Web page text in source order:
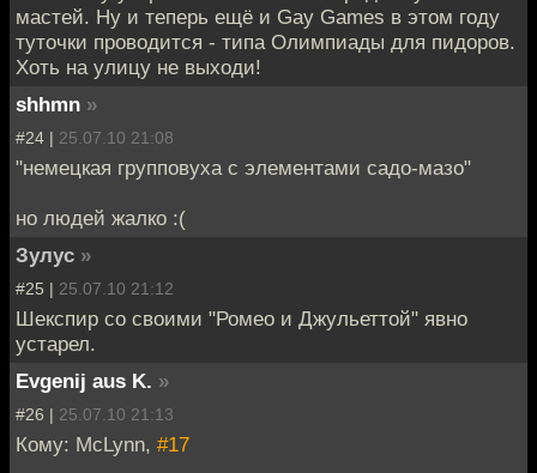
мастей. Ну и теперь ещё и Gay Games в этом году
туточки проводится - типа Олимпиады для пидоров.
Хоть на улицу не выходи!
shhmn »
#24 | 25.07.10 21:08
"немецкая групповуха с элементами садо-мазо"
но людей жалко :(
Зулуc »
#25 | 25.07.10 21:12
Шекспир со своими "Ромео и Джульеттой" явно
устарел.
Evgenij aus K. »
#26 | 25.07.10 21:13
Кому: McLynn, #17